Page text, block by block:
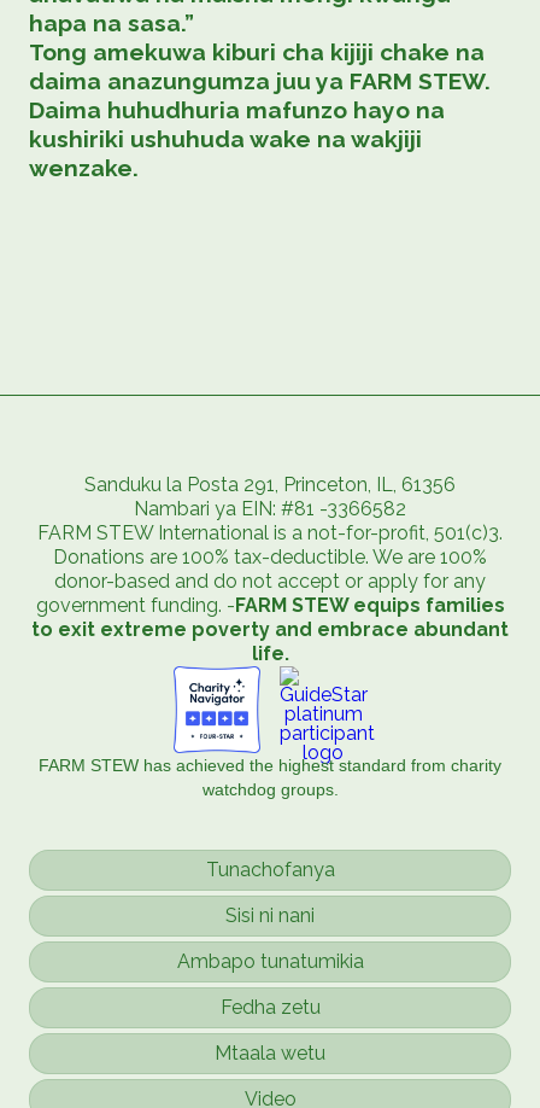
hapa na sasa.”
Tong amekuwa kiburi cha kijiji chake na
daima anazungumza juu ya FARM STEW.
Daima huhudhuria mafunzo hayo na
kushiriki ushuhuda wake na wakjiji
wenzake.
Sanduku la Posta 291, Princeton, IL, 61356
Nambari ya EIN: #81 -3366582
FARM STEW International is a not-for-profit, 501(c)3.
Donations are 100% tax-deductible. We are 100%
donor-based and do not accept or apply for any
government funding. -FARM STEW equips families
to exit extreme poverty and embrace abundant
life.
FARM STEW has achieved the highest standard from charity
watchdog groups.
Tunachofanya
Mtaala wetu
Sisi ni nani
Video
Ambapo tunatumikia
Fedha zetu